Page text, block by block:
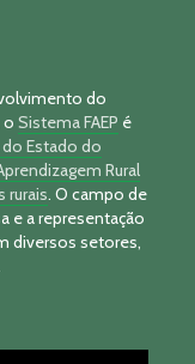
do
o Sistema FAEP é
do Estado do
Rural
rurais. O campo de
e a representação
diversos setores,